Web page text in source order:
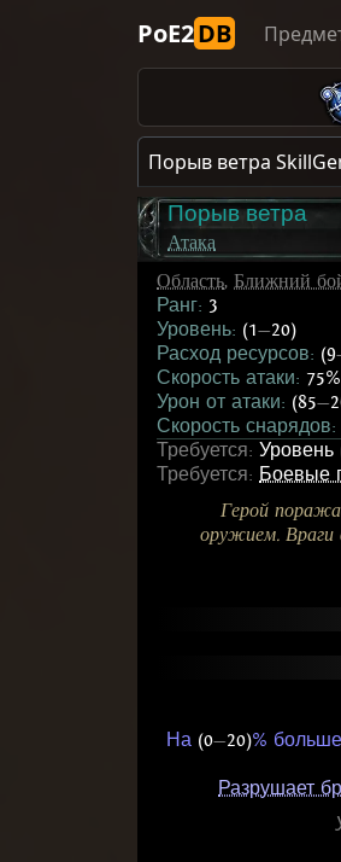
PoE2DB
Порыв ветра
Порыв ветра
Атака
Область, Ближний
Ранг: 3
Уровень: (1—20)
Расход ресурсов: (9
Скорость атаки:
Урон от атаки: (85—
Скорость снарядов:
Требуется: Уровень
Требуется: Боевые
Герой
оружием. Враги
На (0—20)%
Разрушает